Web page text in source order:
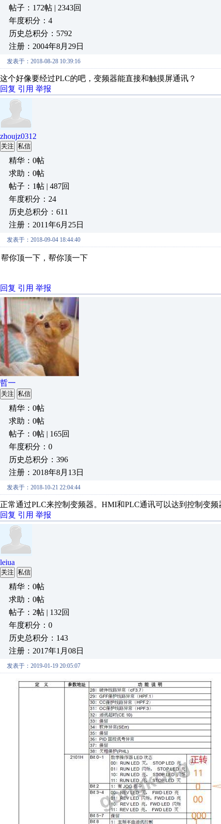
帖子：172帖 | 2343回
年度积分：4
历史总积分：5792
注册：2004年8月29日
发表于：2018-08-28 10:39:16
这个好像要经过PLC的吧，变频器能直接和触摸屏通讯？
回复 引用 举报
zhoujz0312
关注 私信
精华：0帖
求助：0帖
帖子：1帖 | 487回
年度积分：24
历史总积分：611
注册：2011年6月25日
发表于：2018-09-04 18:44:40
帮你顶一下，帮你顶一下
回复 引用 举报
哲一
关注 私信
精华：0帖
求助：0帖
帖子：0帖 | 165回
年度积分：0
历史总积分：396
注册：2018年8月13日
发表于：2018-10-21 22:04:44
正常通过PLC来控制变频器。HMI和PLC通讯可以达到控制变频
回复 引用 举报
leiua
关注 私信
精华：0帖
求助：0帖
帖子：2帖 | 132回
年度积分：0
历史总积分：143
注册：2017年1月08日
发表于：2019-01-19 20:05:07